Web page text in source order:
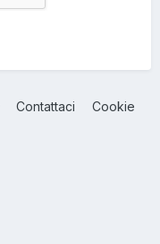
Contattaci Cookie